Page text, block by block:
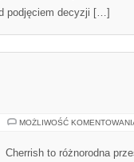
podjęciem decyzji […]
MOŻLIWOŚĆ
Cherrish to różnorodna